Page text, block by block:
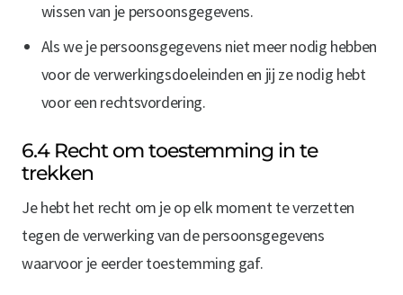
wissen van je persoonsgegevens.
Als we je persoonsgegevens niet meer nodig hebben
voor de verwerkingsdoeleinden en jij ze nodig hebt
voor een rechtsvordering.
6.4 Recht om toestemming in te
trekken
Je hebt het recht om je op elk moment te verzetten
tegen de verwerking van de persoonsgegevens
waarvoor je eerder toestemming gaf.